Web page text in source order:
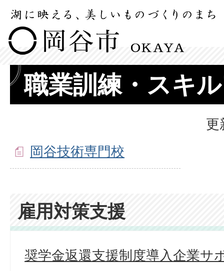
職業訓練・スキ
更
岡谷技術専門校
雇用対策支援
奨学金返還支援制度導入企業サ